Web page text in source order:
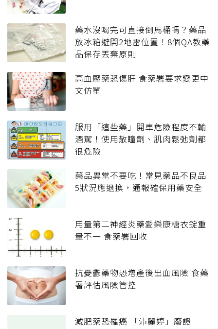
藥水沒喝完可直接倒馬桶嗎？藥品
放冰箱避開2地雷位置！8個QA教藥
品保存丟棄原則
高血壓藥恐傷肝 食藥署要求變更中
文仿單
服用「這些藥」開車危險程度不輸
酒駕！使用散瞳劑、肌肉鬆弛劑都
很危險
藥品異常不要吃！常見藥品不良品
5狀況應退換，通報確保用藥安全
用量第二神經炎藥愛樂康糖衣錠重
量不一 食藥署回收
抗憂鬱藥物恐增產後出血風險 食藥
署評估風險管控
減肥藥恐罹癌 「沛麗婷」廢證